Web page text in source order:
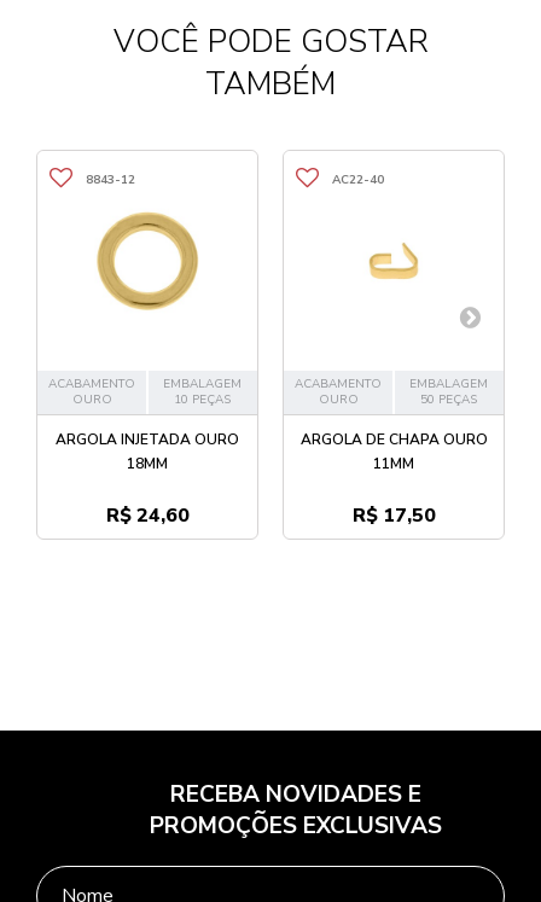
VOCÊ PODE GOSTAR
TAMBÉM
8843-12
ACABAMENTO
OURO
EMBALAGEM
10 PEÇAS
ARGOLA INJETADA OURO
18MM
R$ 24,60
AC22-40
ACABAMENTO
OURO
EMBALAGEM
50 PEÇAS
ARGOLA DE CHAPA OURO
11MM
R$ 17,50
RECEBA NOVIDADES E
PROMOÇÕES EXCLUSIVAS